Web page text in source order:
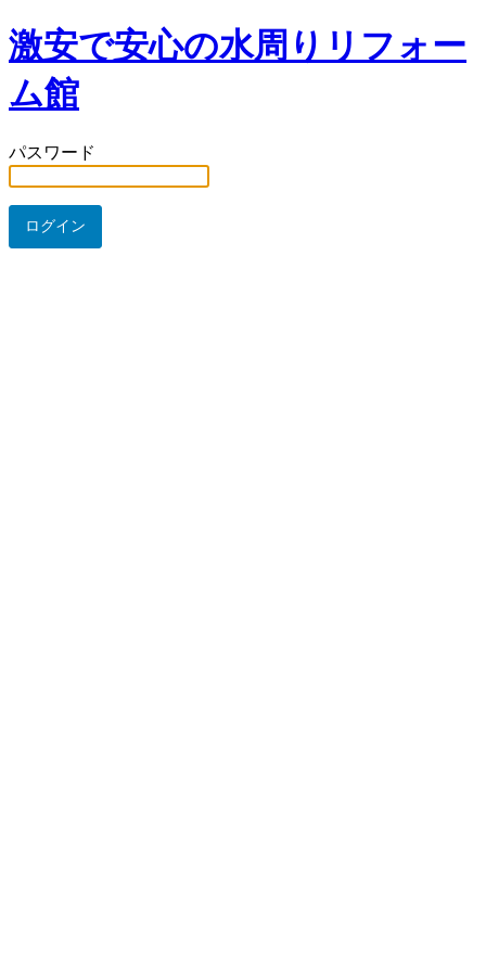
激安で安心の水周りリフォー
ム館
パスワード